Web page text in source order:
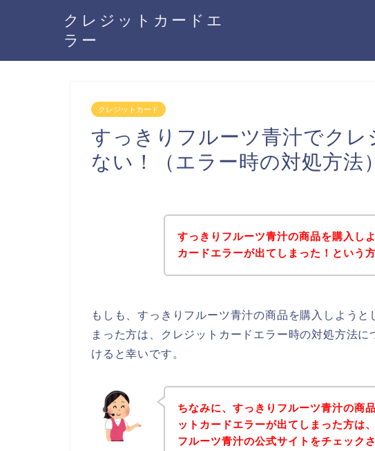
クレジットカードエ
ラー
クレジットカード
すっきりフルーツ青汁でクレ
ない！（エラー時の対処方法）
すっきりフルーツ青汁の商品を購入し
カードエラーが出てしまった！という
もしも、すっきりフルーツ青汁の商品を購入しよう
まった方は、クレジットカードエラー時の対処方法
けると幸いです。
ちなみに、すっきりフルーツ青汁の商
ットカードエラーが出てしまった方は
フルーツ青汁の公式サイトをチェック